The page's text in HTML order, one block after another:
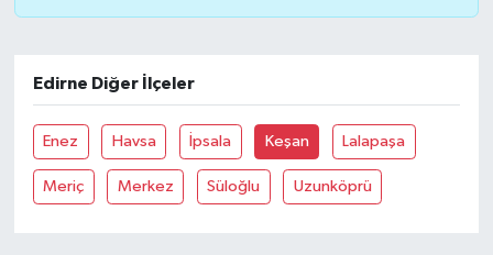
Edirne Diğer İlçeler
Enez Havsa İpsala Keşan Lalapaşa
Meriç Merkez Süloğlu Uzunköprü
YAŞAM